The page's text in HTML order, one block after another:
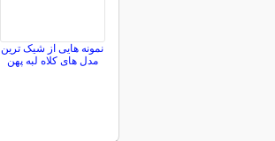
نمونه هایی از شیک ترین
مدل های کلاه لبه پهن